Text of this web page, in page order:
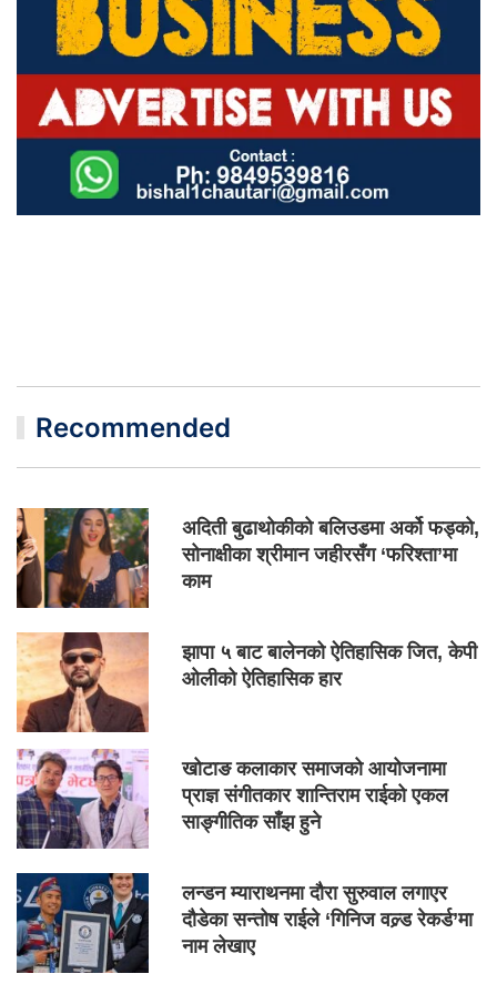
Recommended
अदिती बुढाथोकीको बलिउडमा अर्को फड्को,
सोनाक्षीका श्रीमान जहीरसँग ‘फरिश्ता’मा
काम
झापा ५ बाट बालेनको ऐतिहासिक जित, केपी
ओलीको ऐतिहासिक हार
खोटाङ कलाकार समाजको आयोजनामा
प्राज्ञ संगीतकार शान्तिराम राईको एकल
साङ्गीतिक साँझ हुने
लन्डन म्याराथनमा दौरा सुरुवाल लगाएर
दौडेका सन्तोष राईले ‘गिनिज वल्र्ड रेकर्ड’मा
नाम लेखाए